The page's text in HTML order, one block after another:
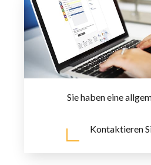
Sie haben eine
Kontaktieren